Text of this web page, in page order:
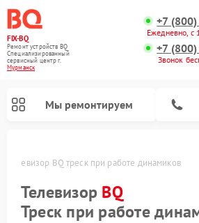
FIX-BQ
Ремонт устройств BQ
Специализированный
cервисный центр г.
Мурманск
+7
Ежедневно,
+7
Звонок
Мы ремонтируем
Телевизор BQ треск при работе динамиков
Телевизор BQ
Треск при работе